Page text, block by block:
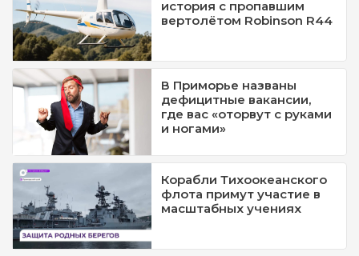
история с пропавшим
вертолётом Robinson R44
В Приморье названы
дефицитные вакансии,
где вас «оторвут с руками
и ногами»
Корабли Тихоокеанского
флота примут участие в
масштабных учениях